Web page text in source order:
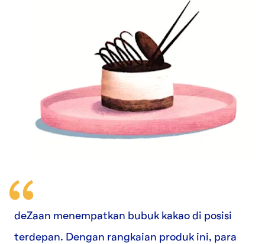
deZaan menempatkan bubuk kakao di posisi
terdepan. Dengan rangkaian produk ini, para